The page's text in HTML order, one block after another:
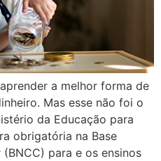
a melhor forma de
Mas esse não foi o
da Educação para
obrigatória na Base
para e os ensinos